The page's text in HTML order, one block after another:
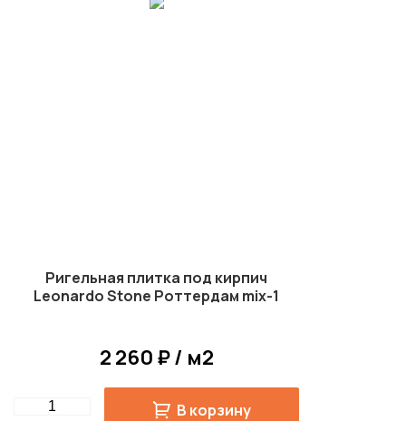
Ригельная плитка под кирпич
Leonardo Stone Роттердам mix-1
2 260 ₽ / м2
Quantity В корзину